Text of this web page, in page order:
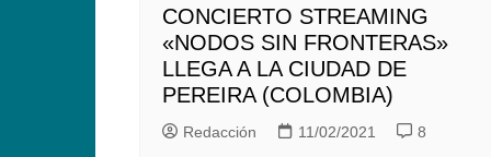
CONCIERTO STREAMING
«NODOS SIN FRONTERAS»
LLEGA A LA CIUDAD DE
PEREIRA (COLOMBIA)
Redacción 11/02/2021 8